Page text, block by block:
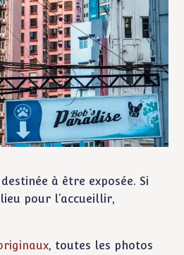
à être exposée. Si
pour l’accueillir,
, toutes les photos